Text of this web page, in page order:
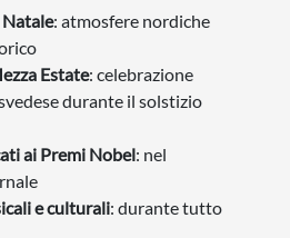
: atmosfere nordiche
Estate: celebrazione
durante il solstizio
ai Premi Nobel: nel
e culturali: durante tutto